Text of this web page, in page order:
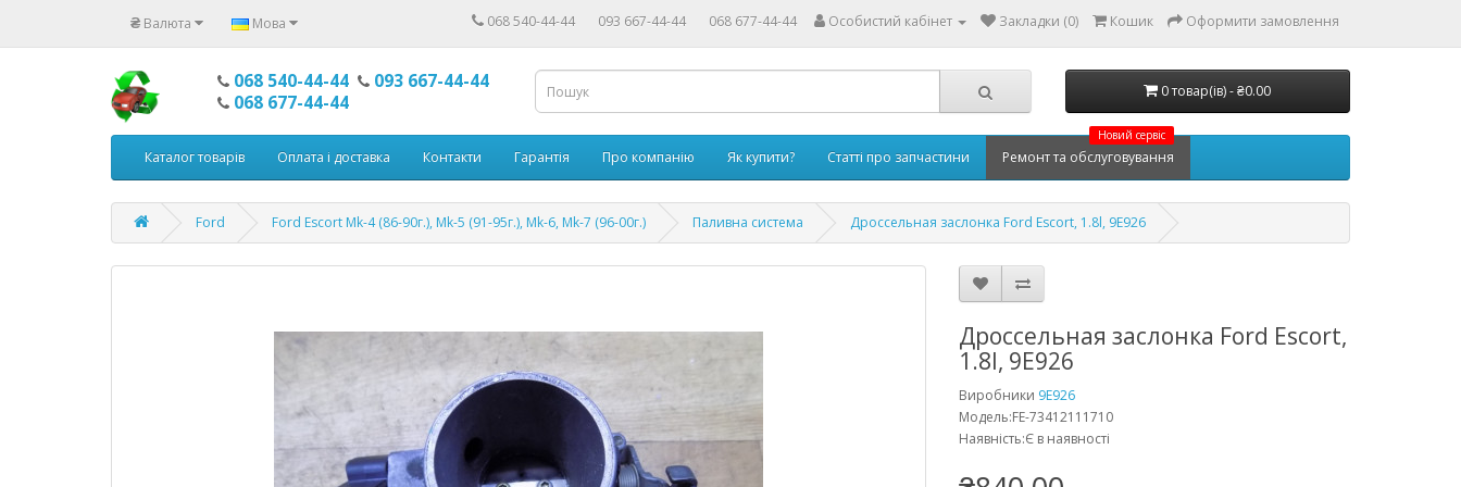
₴ Валюта Мова 068 540-44-44 093 667-44-44 068 677-44-44 Особистий кабінет Закладки (0) Кошик Оформити замовлення
068 540-44-44
093 667-44-44
068 677-44-44
0 товар(ів) - ₴0.00
Каталог товарів Оплата і доставка Контакти Гарантія Про компанію Як купити? Статті про запчастини
Новий сервіс
Ремонт та обслуговування
Ford Ford Escort Mk-4 (86-90г.), Mk-5 (91-95г.), Mk-6, Mk-7 (96-00г.) Паливна система Дроссельная заслонка Ford Escort, 1.8l, 9E926
Дроссельная заслонка Ford Escort,
1.8l, 9E926
Виробники 9E926
Модель:FE-73412111710
Наявність:Є в наявності